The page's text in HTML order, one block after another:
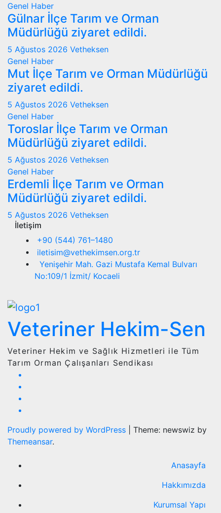
Genel Haber
Gülnar İlçe Tarım ve Orman
Müdürlüğü ziyaret edildi.
5 Ağustos 2026 Vetheksen
Genel Haber
Mut İlçe Tarım ve Orman Müdürlüğü
ziyaret edildi.
5 Ağustos 2026 Vetheksen
Genel Haber
Toroslar İlçe Tarım ve Orman
Müdürlüğü ziyaret edildi.
5 Ağustos 2026 Vetheksen
Genel Haber
Erdemli İlçe Tarım ve Orman
Müdürlüğü ziyaret edildi.
5 Ağustos 2026 Vetheksen
İletişim
+90 (544) 761–1480
iletisim@vethekimsen.org.tr
Yenişehir Mah. Gazi Mustafa Kemal Bulvarı
No:109/1 İzmit/ Kocaeli
Veteriner Hekim-Sen
Veteriner Hekim ve Sağlık Hizmetleri ile Tüm
Tarım Orman Çalışanları Sendikası
Proudly powered by WordPress
Theme: newswiz by
Themeansar.
Anasayfa
Hakkımızda
Kurumsal Yapı